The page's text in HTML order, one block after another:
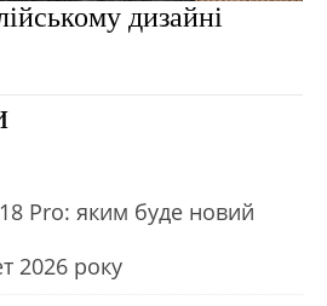
дизайні
Рro: яким буде новий
2026 року